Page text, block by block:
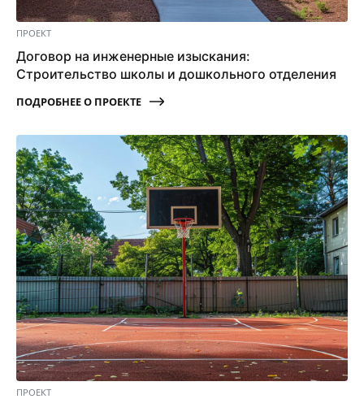
ПРОЕКТ
Договор на инженерные изыскания:
Строительство школы и дошкольного отделения
ПОДРОБНЕЕ О ПРОЕКТЕ
ПРОЕКТ